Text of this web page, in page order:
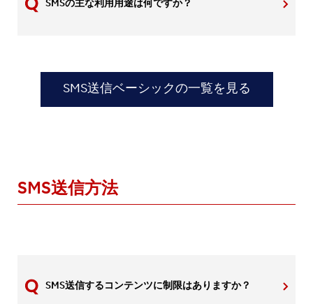
SMSの主な利用用途は何ですか？
SMS送信ベーシックの一覧を見る
SMS送信方法
SMS送信するコンテンツに制限はありますか？